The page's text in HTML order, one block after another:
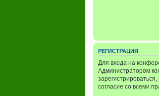
РЕГИСТРАЦИЯ
Для входа на
Администратором
согласие со всеми